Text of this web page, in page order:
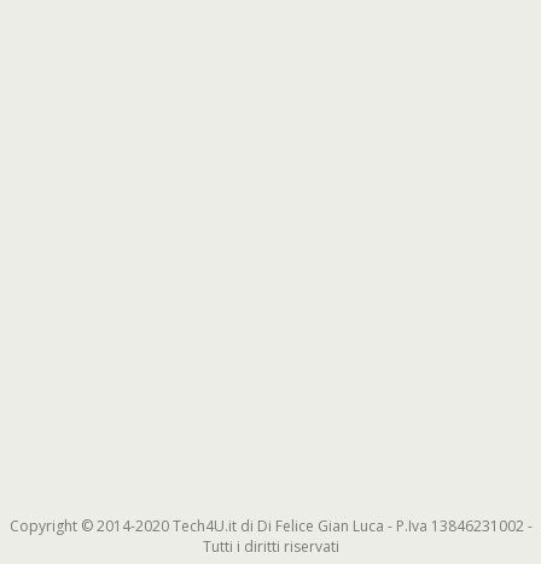
Copyright © 2014-2020 Tech4U.it di Di Felice Gian Luca - P.Iva 13846231002 -
Tutti i diritti riservati